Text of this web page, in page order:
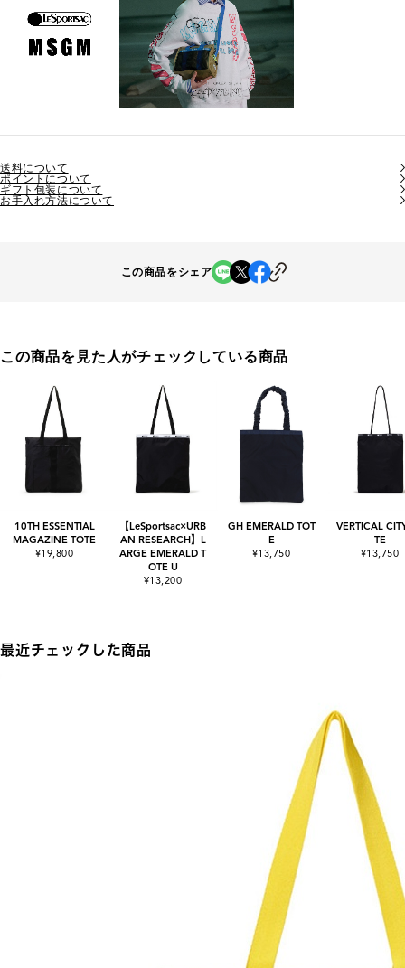
送料について
ポイントについて
ギフト包装について
お手入れ方法について
この商品をシェア
この商品を見た人がチェックしている商品
10TH ESSENTIAL
MAGAZINE TOTE
¥19,800
【LeSportsac×URB
AN RESEARCH】L
ARGE EMERALD T
OTE U
¥13,200
GH EMERALD TOT
E
¥13,750
VERTICAL
TE
¥13,750
最近チェックした商品